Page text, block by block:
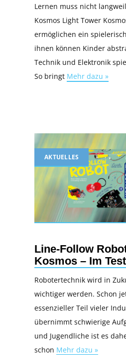
Lernen muss nicht
Kosmos Light Tower
ermöglichen ein
ihnen können Kinder
Technik und Elektronik
So bringt Mehr dazu »
AKTUELLES
Line-Follow
Kosmos – Im Test
Robotertechnik wird in
wichtiger werden. Schon
essenzieller Teil vieler
übernimmt schwierige
und Jugendliche ist es
schon Mehr dazu »